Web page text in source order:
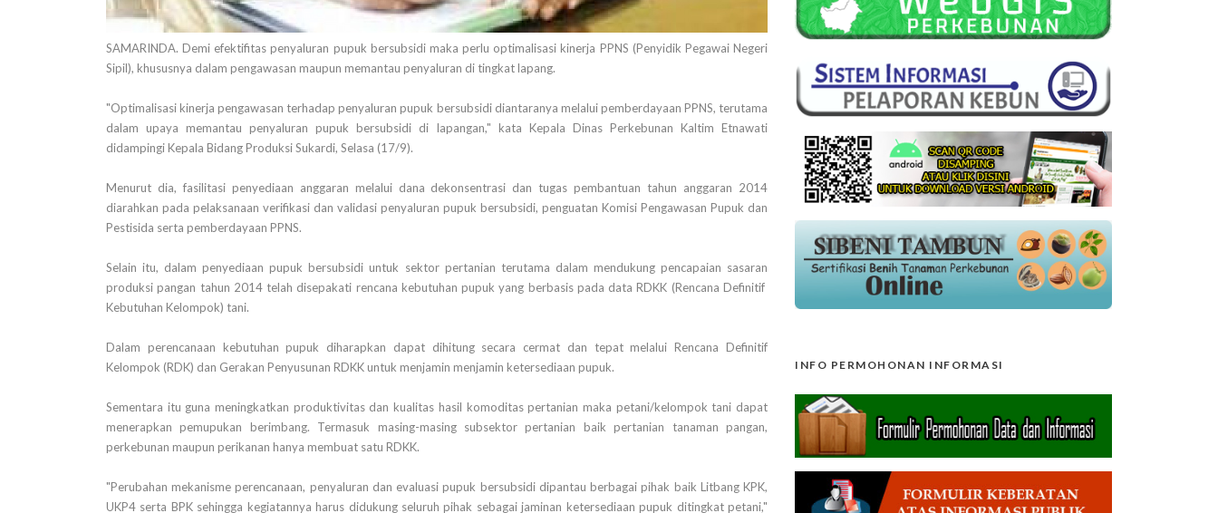
SAMARINDA. Demi efektifitas penyaluran pupuk bersubsidi maka perlu optimalisasi kinerja PPNS (Penyidik Pegawai Negeri
Sipil), khususnya dalam pengawasan maupun memantau penyaluran di tingkat lapang.
"Optimalisasi kinerja pengawasan terhadap penyaluran pupuk bersubsidi diantaranya melalui pemberdayaan PPNS, terutama
dalam upaya memantau penyaluran pupuk bersubsidi di lapangan," kata Kepala Dinas Perkebunan Kaltim Etnawati
didampingi Kepala Bidang Produksi Sukardi, Selasa (17/9).
Menurut dia, fasilitasi penyediaan anggaran melalui dana dekonsentrasi dan tugas pembantuan tahun anggaran 2014
diarahkan pada pelaksanaan verifikasi dan validasi penyaluran pupuk bersubsidi, penguatan Komisi Pengawasan Pupuk dan
Pestisida serta pemberdayaan PPNS.
Selain itu, dalam penyediaan pupuk bersubsidi untuk sektor pertanian terutama dalam mendukung pencapaian sasaran
produksi pangan tahun 2014 telah disepakati rencana kebutuhan pupuk yang berbasis pada data RDKK (Rencana Definitif
Kebutuhan Kelompok) tani.
Dalam perencanaan kebutuhan pupuk diharapkan dapat dihitung secara cermat dan tepat melalui Rencana Definitif
Kelompok (RDK) dan Gerakan Penyusunan RDKK untuk menjamin menjamin ketersediaan pupuk.
Sementara itu guna meningkatkan produktivitas dan kualitas hasil komoditas pertanian maka petani/kelompok tani dapat
menerapkan pemupukan berimbang. Termasuk masing-masing subsektor pertanian baik pertanian tanaman pangan,
perkebunan maupun perikanan hanya membuat satu RDKK.
"Perubahan mekanisme perencanaan, penyaluran dan evaluasi pupuk bersubsidi dipantau berbagai pihak baik Litbang KPK,
UKP4 serta BPK sehingga kegiatannya harus didukung seluruh pihak sebagai jaminan ketersediaan pupuk ditingkat petani,"
INFO PERMOHONAN INFORMASI